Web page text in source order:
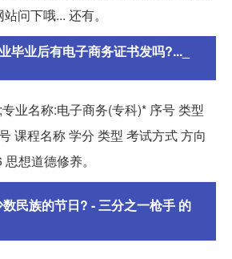
问下哦... 还有。
毕业后有电子商务证书发吗?..._
业名称:电子商务(专科)* 序号 类型
课程名称 学分 类型 考试方式 方向
想道德修养。
民族的节日? - 三分之一枪手 的